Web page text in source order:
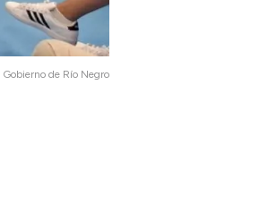
Gobierno de Río Negro